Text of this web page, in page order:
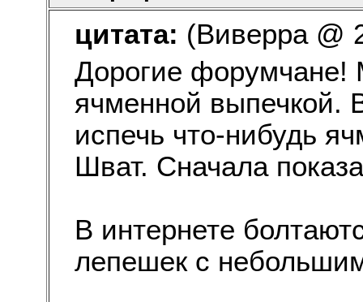
цитата: (Виверра @
Дорогие форумчане!
ячменной выпечкой.
испечь что-нибудь
Шват. Сначала
В интернете
лепешек с